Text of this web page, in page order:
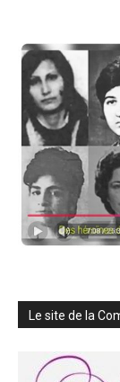
Le site de la